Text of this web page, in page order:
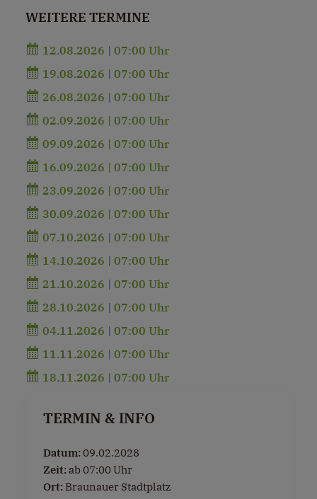
WEITERE TERMINE
12.08.2026 | 07:00 Uhr
19.08.2026 | 07:00 Uhr
26.08.2026 | 07:00 Uhr
02.09.2026 | 07:00 Uhr
09.09.2026 | 07:00 Uhr
16.09.2026 | 07:00 Uhr
23.09.2026 | 07:00 Uhr
30.09.2026 | 07:00 Uhr
07.10.2026 | 07:00 Uhr
14.10.2026 | 07:00 Uhr
21.10.2026 | 07:00 Uhr
28.10.2026 | 07:00 Uhr
04.11.2026 | 07:00 Uhr
11.11.2026 | 07:00 Uhr
18.11.2026 | 07:00 Uhr
TERMIN & INFO
Datum:09.02.2028
Zeit: ab 07:00 Uhr
Ort: Braunauer Stadtplatz